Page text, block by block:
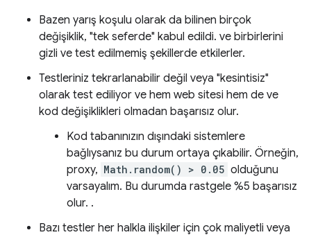
Bazen yarış koşulu olarak da bilinen birçok
değişiklik, "tek seferde" kabul edildi. ve birbirlerini
gizli ve test edilmemiş şekillerde etkilerler.
Testleriniz tekrarlanabilir değil veya "kesintisiz"
olarak test ediliyor ve hem web sitesi hem de ve
kod değişiklikleri olmadan başarısız olur.
Kod tabanınızın dışındaki sistemlere
bağlıysanız bu durum ortaya çıkabilir. Örneğin,
proxy, Math.random() > 0.05 olduğunu
varsayalım. Bu durumda rastgele %5 başarısız
olur. .
Bazı testler her halkla ilişkiler için çok maliyetli veya